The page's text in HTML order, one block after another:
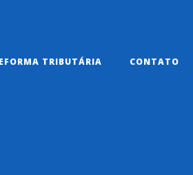
TRIBUTÁRIA CONTATO